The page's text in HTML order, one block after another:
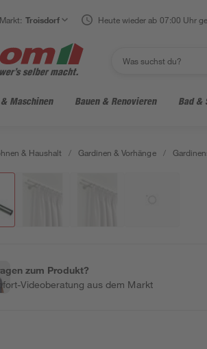
Troisdorf Heute wieder ab 07:00 Uhr
Maschinen Bauen & Renovieren Bad &
& Haushalt / Gardinen & Vorhänge /
zum Produkt?
Videoberatung aus dem Markt